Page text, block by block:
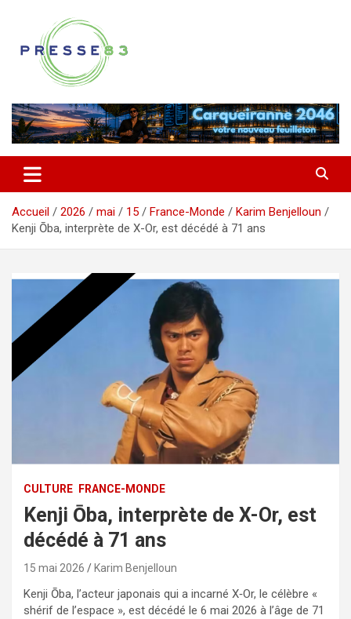
contenu
Presse 83
Accueil 2026 mai 15 France-Monde
Karim Benjelloun
Kenji Ōba, interprète de X-Or, est décédé à 71 ans
CULTURE FRANCE-MONDE
Kenji Ōba, interprète de X-Or, est
décédé à 71 ans
15 mai 2026 Karim Benjelloun
Kenji Ōba, l’acteur japonais qui a incarné X‑Or, le célèbre «
shérif de l’espace », est décédé le 6 mai 2026 à l’âge de 71